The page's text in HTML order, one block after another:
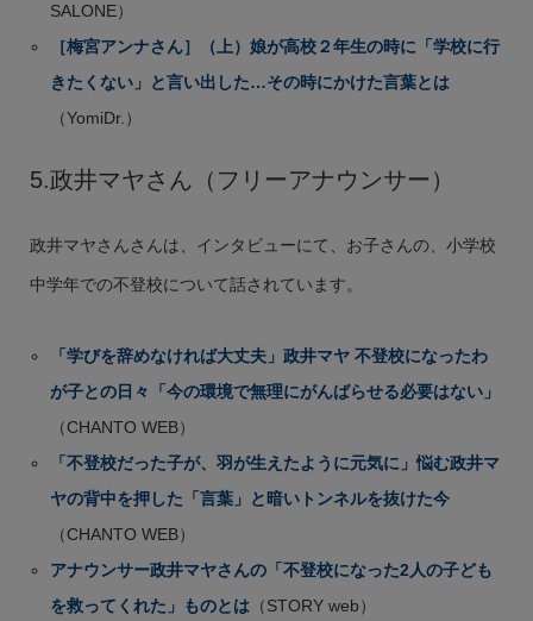
SALONE）
［梅宮アンナさん］（上）娘が高校２年生の時に「学校に行
きたくない」と言い出した…その時にかけた言葉とは
（YomiDr.）
5.政井マヤさん（フリーアナウンサー）
政井マヤさんさんは、インタビューにて、お子さんの、小学校
中学年での不登校について話されています。
「学びを辞めなければ大丈夫」政井マヤ 不登校になったわ
が子との日々「今の環境で無理にがんばらせる必要はない」
（CHANTO WEB）
「不登校だった子が、羽が生えたように元気に」悩む政井マ
ヤの背中を押した「言葉」と暗いトンネルを抜けた今
（CHANTO WEB）
アナウンサー政井マヤさんの「不登校になった2人の子ども
を救ってくれた」ものとは （STORY web）